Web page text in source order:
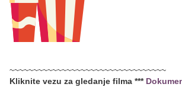
~~~~~~~~~~~~~~~~~~~~~~~~~~~~~~~~~
Kliknite vezu za gledanje filma ***